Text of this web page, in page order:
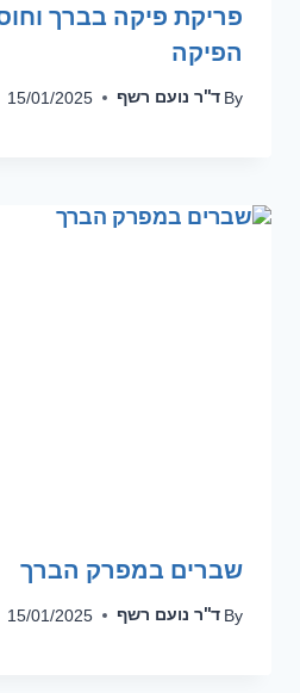
פריקת פיקה בברך
הפיקה
By ד''ר נועם רשף 15/01/2025
שברים במפרק הברך
By ד''ר נועם רשף 15/01/2025